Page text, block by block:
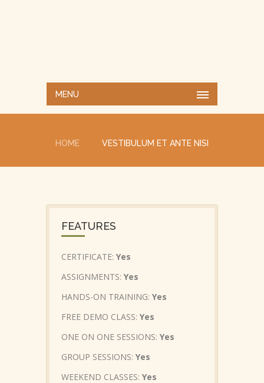
MENU
HOME VESTIBULUM ET ANTE NISI
FEATURES
CERTIFICATE: Yes
ASSIGNMENTS: Yes
HANDS-ON TRAINING: Yes
FREE DEMO CLASS: Yes
ONE ON ONE SESSIONS: Yes
GROUP SESSIONS: Yes
WEEKEND CLASSES: Yes